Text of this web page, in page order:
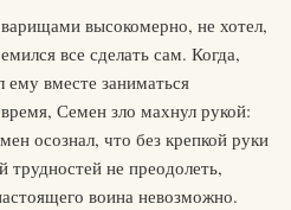
высокомерно, не хотел,
все сделать сам. Когда,
вместе заниматься
Семен зло махнул рукой:
осознал, что без крепкой руки
не преодолеть,
воина невозможно.